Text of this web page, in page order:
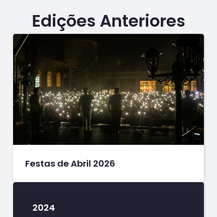
Edições Anteriores
Festas de Abril 2026
2024